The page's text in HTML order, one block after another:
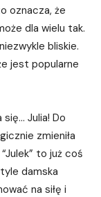
oznacza, że
dla wielu tak.
bliskie.
jest popularne
Julia! Do
zmieniła
to już coś
damska
na siłę i